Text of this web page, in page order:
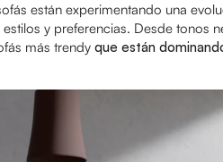
están experimentando una
y preferencias. Desde tonos
más trendy que están